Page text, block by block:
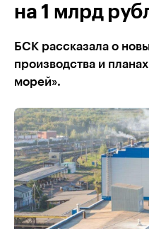
на 1 млрд
БСК рассказала о
производства и
морей».